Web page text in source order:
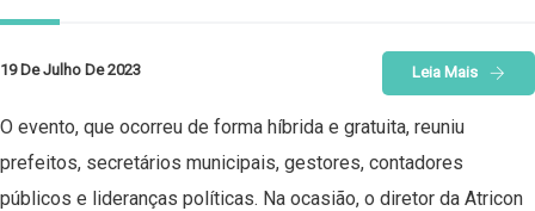
19 De Julho De 2023 Leia Mais
O evento, que ocorreu de forma híbrida e gratuita, reuniu
prefeitos, secretários municipais, gestores, contadores
públicos e lideranças políticas. Na ocasião, o diretor da Atricon